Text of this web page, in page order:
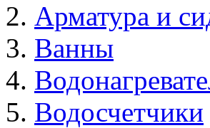
Арматура и
Ванны
Водосчетчики